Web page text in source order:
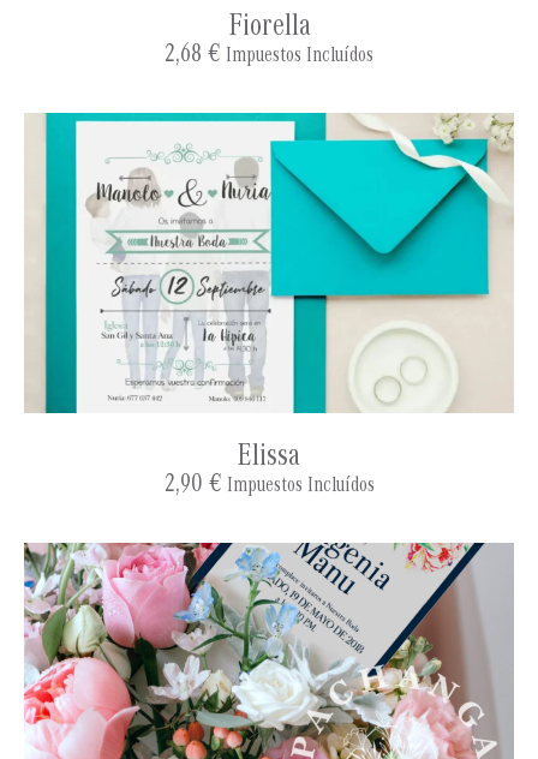
Fiorella
2,68 € Impuestos Incluídos
Elissa
2,90 € Impuestos Incluídos